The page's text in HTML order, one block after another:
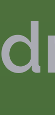
для
курс
и
для
не
часов до